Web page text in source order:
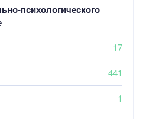
психологического
17
441
1